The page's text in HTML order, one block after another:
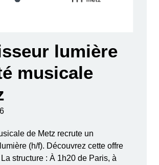
lumière
musicale
de Metz recrute un
(h/f). Découvrez cette offre
structure : À 1h20 de Paris, à